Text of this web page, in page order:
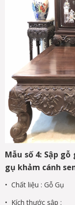
Mẫu số 4: Sập
gụ khảm cánh
• Chất liệu : Gỗ Gụ
• Kích thước sập :